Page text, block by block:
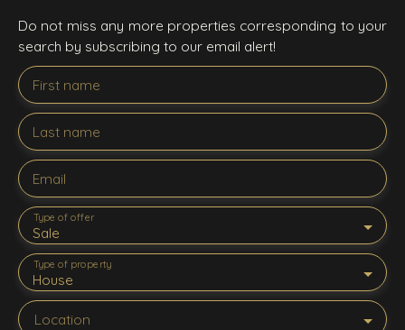
Do not miss any more properties corresponding to your
search by subscribing to our email alert!
First name
Last name
Email
Sale
Type of offer
House
Type of property
Location